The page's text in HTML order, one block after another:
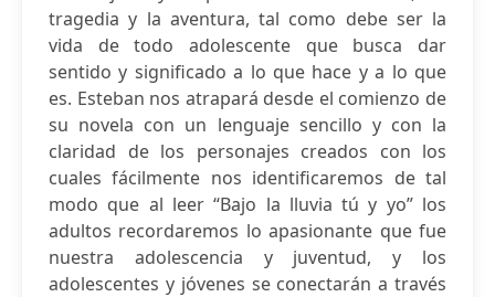
tragedia y la aventura, tal como debe ser la
vida de todo adolescente que busca dar
sentido y significado a lo que hace y a lo que
es. Esteban nos atrapará desde el comienzo de
su novela con un lenguaje sencillo y con la
claridad de los personajes creados con los
cuales fácilmente nos identificaremos de tal
modo que al leer “Bajo la lluvia tú y yo” los
adultos recordaremos lo apasionante que fue
nuestra adolescencia y juventud, y los
adolescentes y jóvenes se conectarán a través